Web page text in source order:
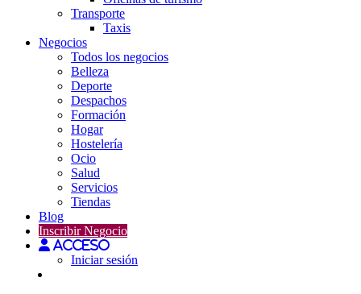
Transporte
Taxis
Negocios
Todos los negocios
Belleza
Deporte
Despachos
Formación
Hogar
Hostelería
Ocio
Salud
Servicios
Tiendas
Blog
Inscribir Negocio
Acceso
Iniciar sesión